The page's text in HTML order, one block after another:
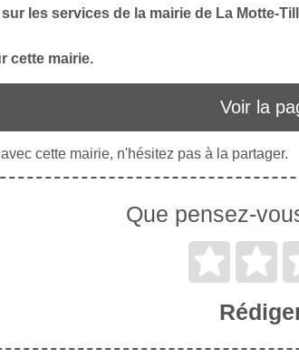
les services de la mairie de La Motte-
cette mairie.
Voir la
cette mairie, n'hésitez pas à la partager.
Que pensez-